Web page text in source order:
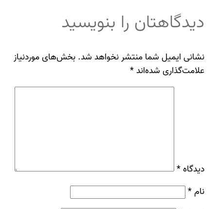
دیدگاهتان را بنویسید
نشانی ایمیل شما منتشر نخواهد شد. بخش‌های موردنیاز
علامت‌گذاری شده‌اند*
دیدگاه *
نام*